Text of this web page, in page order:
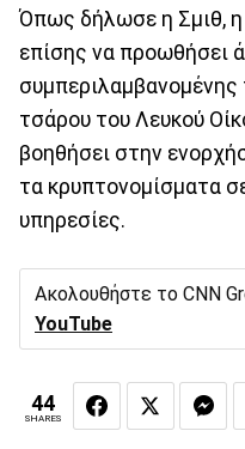
Όπως δήλωσε η Σμιθ, η
επίσης να προωθήσει
τσάρου του Λευκού
βοηθήσει στην
τα κρυπτονομίσματα
υπηρεσίες.
Ακολουθήστε το CNN
YouTube
44
SHARES